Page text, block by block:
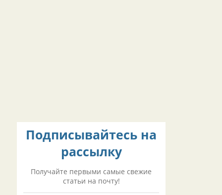
Подписывайтесь на
рассылку
Получайте первыми самые свежие
статьи на почту!